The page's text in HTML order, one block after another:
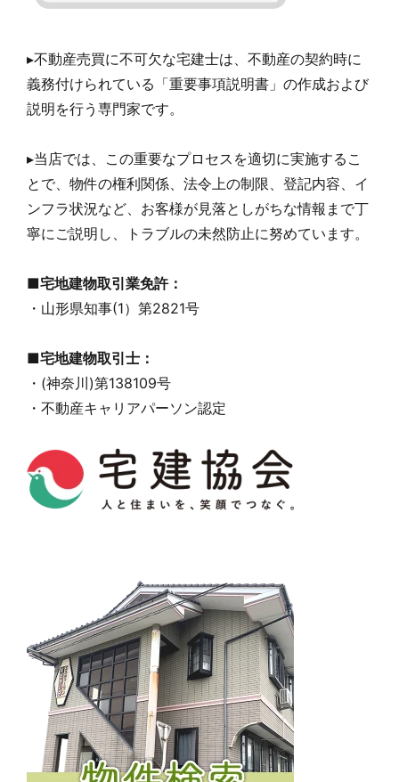
▸不動産売買に不可欠な宅建士は、不動産の契約時に
義務付けられている「重要事項説明書」の作成および
説明を行う専門家です。
▸当店では、この重要なプロセスを適切に実施するこ
とで、物件の権利関係、法令上の制限、登記内容、イ
ンフラ状況など、お客様が見落としがちな情報まで丁
寧にご説明し、トラブルの未然防止に努めています。
■宅地建物取引業免許：
・山形県知事(1）第2821号
■宅地建物取引士：
・(神奈川)第138109号
・不動産キャリアパーソン認定